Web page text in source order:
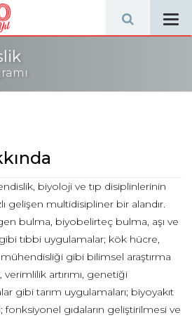
biyoloji ve tıp disiplinlerinin
gelişen multidisipliner bir alandır.
bulma, biyobelirteç bulma, aşı ve
tıbbi uygulamalar; kök hücre,
gibi bilimsel araştırma
artırımı, genetiği
gibi tarım uygulamaları; biyoyakıt
fonksiyonel gıdaların geliştirilmesi ve